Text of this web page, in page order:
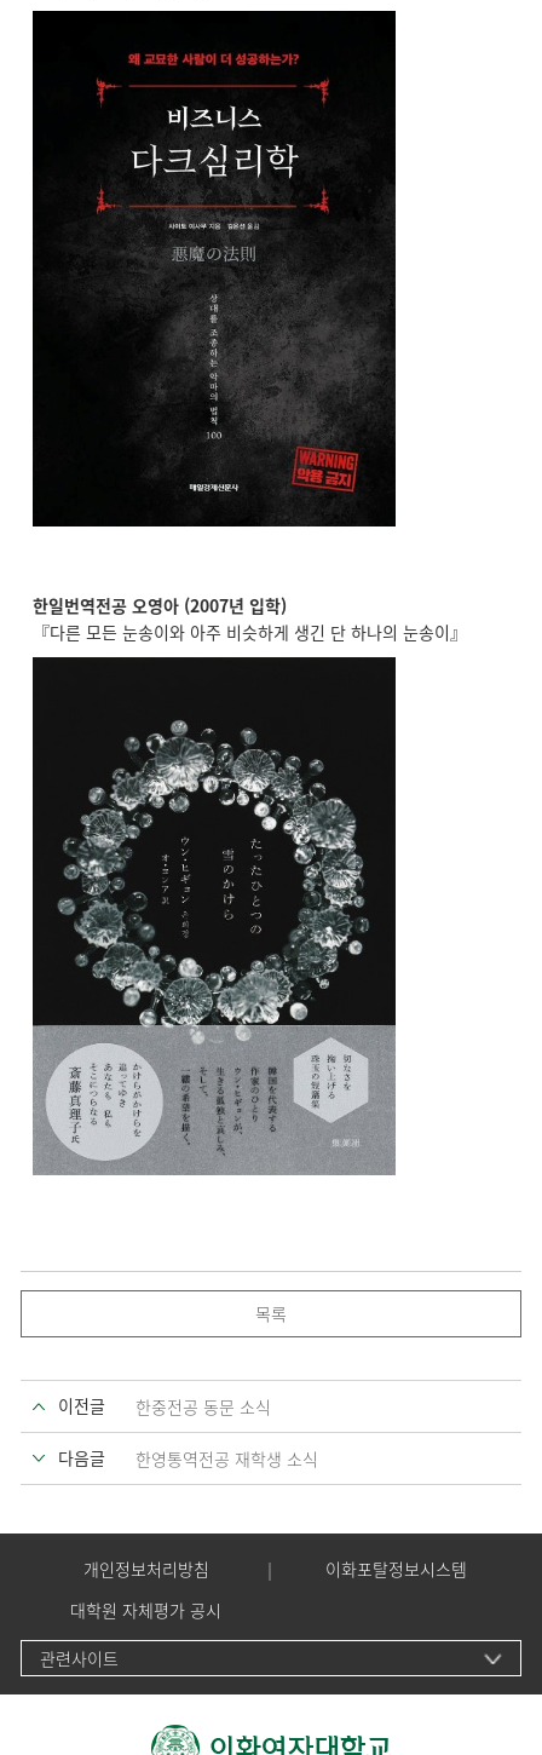
한일번역전공 오영아 (2007년 입학)
『다른 모든 눈송이와 아주 비슷하게 생긴 단 하나의 눈송이』
목록
이전글 한중전공 동문 소식
다음글 한영통역전공 재학생 소식
개인정보처리방침
이화포탈정보시스템
대학원 자체평가 공시
관련사이트